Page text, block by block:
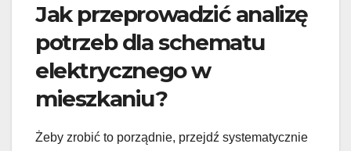
Jak przeprowadzić analizę
potrzeb dla schematu
elektrycznego w
mieszkaniu?
Żeby zrobić to porządnie, przejdź systematycznie